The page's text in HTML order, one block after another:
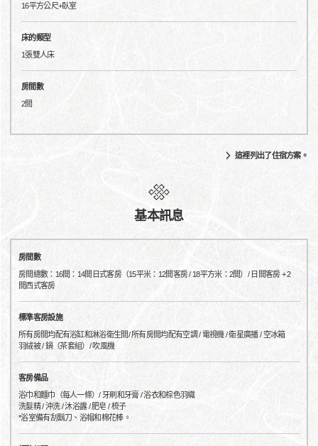
16平方公尺+臥室
床的類型
1張雙人床
房間數
2間
這裡列出了住宿方案。
基本訊息
房間數
房間總數：16間：14間日式客房（15平米：12間客房 / 18平方米：2間）/ 日間客房 + 2
間西式客房
標準客房設施
所有房間均配有浴缸和淋浴衛生間/ 所有房間均配有空調 / 電視機 / 衛星廣播 / 空冰箱
羽絨被 / 鍋（茶套組）/ 吹風機
客房備品
浴巾和麵巾（每人一條）/ 牙刷和牙膏 / 浴衣和棕色羽織
洗髮精 / 沖洗 / 沐浴露 / 肥皂 / 梳子
*浴室備有刮鬍刀、浴帽和棉花棒。